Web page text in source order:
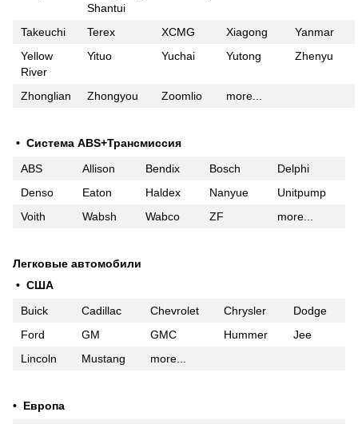
Shantui
Takeuchi Terex XCMG Xiagong
Yanmar
Yellow
River
Yituo Yuchai Yutong Zhenyu
Zhonglian Zhongyou Zoomlio more...
• Система ABS+Трансмиссия
ABS
Allison Bendix Bosch
Delphi
Denso
Eaton Haldex Nanyue
Unitpump
Voith
Wabsh Wabco ZF more...
Легковые автомобили
• США
Buick
Cadillac Chevrolet Chrysler
Dodge
Ford
GM GMC Hummer
Jee
Lincoln
Mustang more...
• Европа